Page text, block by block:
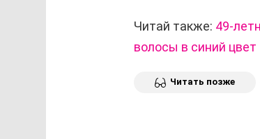
Читай также: 49-
волосы в синий цвет
Читать позже